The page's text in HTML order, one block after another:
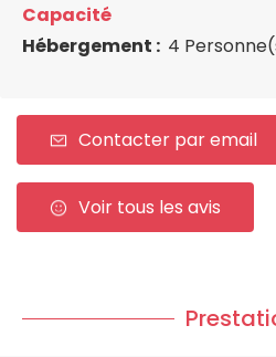
Capacité
Hébergement : 4
Contacter par email
Voir tous les avis